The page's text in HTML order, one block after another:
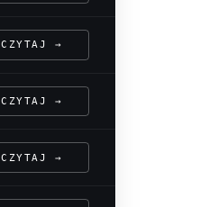
CZYTAJ →
CZYTAJ →
CZYTAJ →